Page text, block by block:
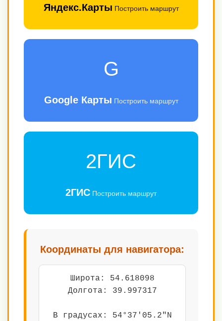
Яндекс.Карты Построить маршрут
G
Google Карты Построить маршрут
2ГИС
2ГИС Построить маршрут
Координаты для навигатора:
Широта: 54.618098
Долгота: 39.997317
В градусах: 54°37'05.2"N